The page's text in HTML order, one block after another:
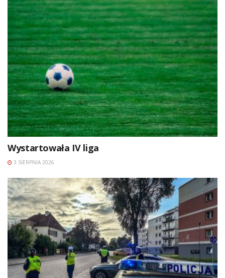
Wystartowała IV liga
3 SIERPNIA 2026